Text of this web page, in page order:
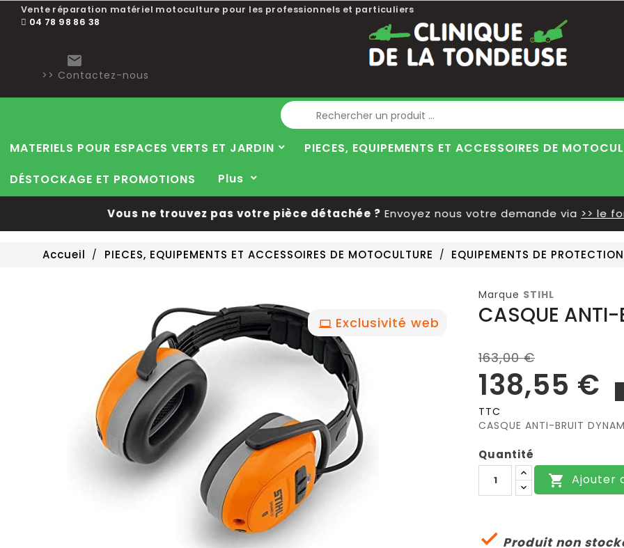
Vente réparation matériel motoculture pour les professionnels et particuliers
04 78 98 86 38

>> Contactez-nous
Blog
MATERIELS POUR ESPACES VERTS ET JARDIN PIECES, EQUIPEMENTS ET ACCESSOIRES DE
DÉSTOCKAGE ET PROMOTIONS
Plus
Vous ne trouvez pas votre pièce détachée ?Envoyez nous votre demande via>> le
Accueil PIECES, EQUIPEMENTS ET ACCESSOIRES DE MOTOCULTURE EQUIPEMENTS DE
Exclusivité web
Marque STIHL
CASQUE ANTI-
163,00 €
138,55 €
TTC
CASQUE ANTI-BRUIT
Quantité
 Ajouter
 Produit non